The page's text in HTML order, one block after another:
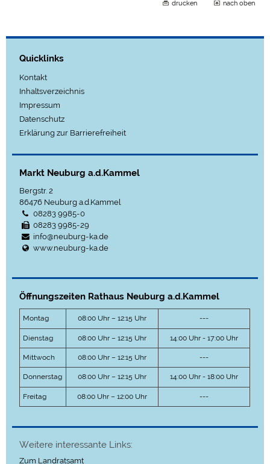
drucken nach oben
Quicklinks
Kontakt
Inhaltsverzeichnis
Impressum
Datenschutz
Erklärung zur Barrierefreiheit
Markt Neuburg a.d.Kammel
Bergstr. 2
86476 Neuburg a.d.Kammel
08283 9985-0
08283 9985-29
info@neuburg-ka.de
www.neuburg-ka.de
Öffnungszeiten Rathaus Neuburg a.d.Kammel
Montag 08:00 Uhr – 12:15 Uhr ---
Dienstag 08:00 Uhr – 12:15 Uhr 14:00 Uhr - 17:00 Uhr
Mittwoch 08:00 Uhr – 12:15 Uhr ---
Donnerstag 08:00 Uhr – 12:15 Uhr 14:00 Uhr - 18:00 Uhr
Freitag 08:00 Uhr – 12:00 Uhr ---
Weitere interessante Links:
Zum Landratsamt